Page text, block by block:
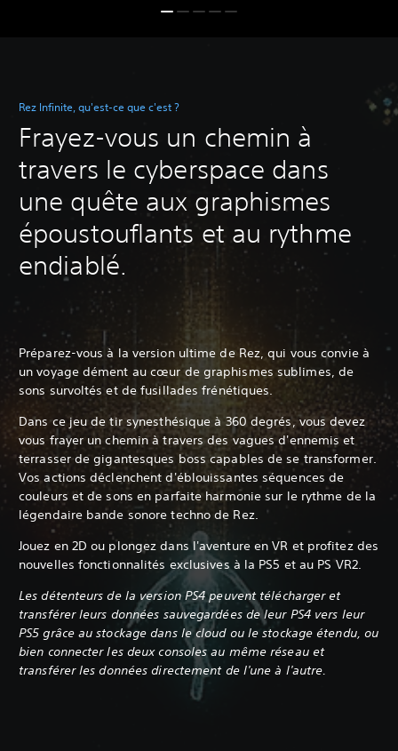
Rez Infinite, qu'est-ce que c'est ?
Frayez-vous un chemin à
travers le cyberspace dans
une quête aux graphismes
époustouflants et au rythme
endiablé.
Préparez-vous à la version ultime de Rez, qui vous convie à
un voyage dément au cœur de graphismes sublimes, de
sons survoltés et de fusillades frénétiques.
Dans ce jeu de tir synesthésique à 360 degrés, vous devez
vous frayer un chemin à travers des vagues d'ennemis et
terrasser de gigantesques boss capables de se transformer.
Vos actions déclenchent d'éblouissantes séquences de
couleurs et de sons en parfaite harmonie sur le rythme de la
légendaire bande sonore techno de Rez.
Jouez en 2D ou plongez dans l'aventure en VR et profitez des
nouvelles fonctionnalités exclusives à la PS5 et au PS VR2.
Les détenteurs de la version PS4 peuvent télécharger et
transférer leurs données sauvegardées de leur PS4 vers leur
PS5 grâce au stockage dans le cloud ou le stockage étendu, ou
bien connecter les deux consoles au même réseau et
transférer les données directement de l'une à l'autre.